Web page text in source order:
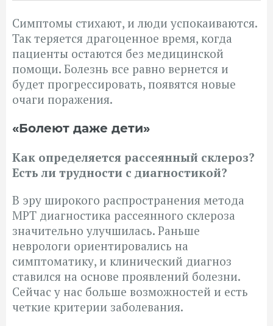
Симптомы стихают, и люди успокаиваются.
Так теряется драгоценное время, когда
пациенты остаются без медицинской
помощи. Болезнь все равно вернется и
будет прогрессировать, появятся новые
очаги поражения.
«Болеют даже дети»
Как определяется рассеянный склероз?
Есть ли трудности с диагностикой?
В эру широкого распространения метода
МРТ диагностика рассеянного склероза
значительно улучшилась. Раньше
неврологи ориентировались на
симптоматику, и клинический диагноз
ставился на основе проявлений болезни.
Сейчас у нас больше возможностей и есть
четкие критерии заболевания.